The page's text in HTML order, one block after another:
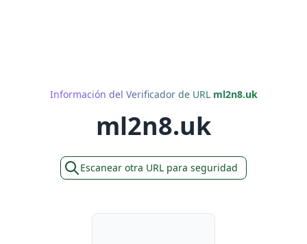
Información del Verificador de URL ml2n8.uk
ml2n8.uk
Escanear otra URL para seguridad